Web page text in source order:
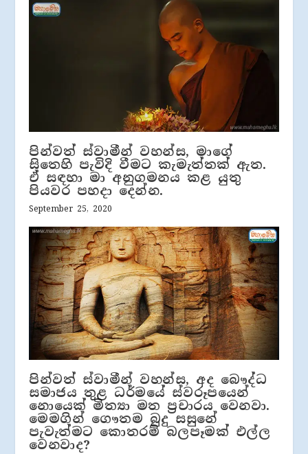
පින්වත් ස්වාමීන් වහන්ස, මාගේ
සිතෙහි පැවිදි වීමට කැමැත්තක් ඇත.
ඒ සඳහා මා අනුගමනය කළ යුතු
පියවර පහදා දෙන්න.
September 25, 2020
පින්වත් ස්වාමීන් වහන්ස, අද බෞද්ධ
සමාජය තුළ ධර්මයේ ස්වරූපයෙන්
නොයෙක් මිත්‍යා මත ප්‍රචාරය වෙනවා.
මෙමගින් ගෞතම බුදු සසුනේ
පැවැත්මට කොතරම් බලපෑමක් එල්ල
වෙනවාද?